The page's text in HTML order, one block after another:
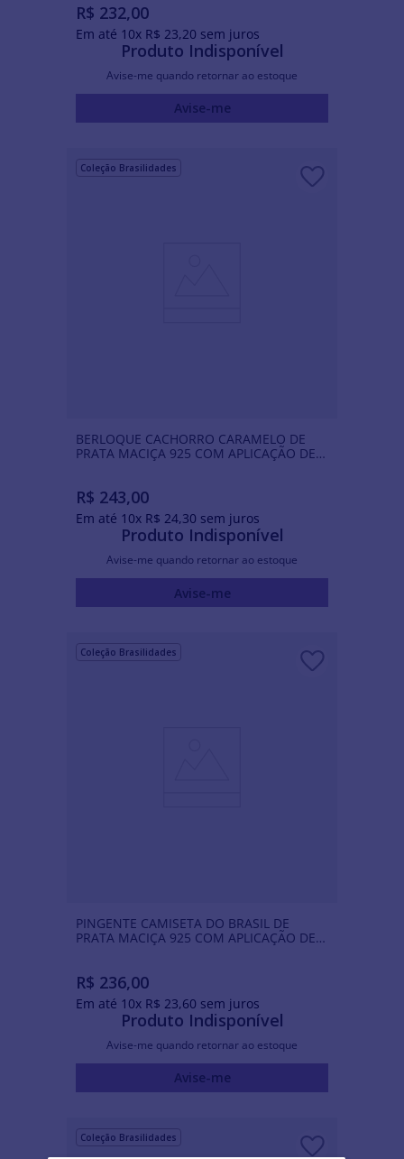
R$ 232,00
Em até 10x R$ 23,20 sem juros
Produto Indisponível
Avise-me quando retornar ao estoque
Avise-me
Coleção Brasilidades
BERLOQUE CACHORRO CARAMELO DE
PRATA MACIÇA 925 COM APLICAÇÃO DE
R$ 243,00
Em até 10x R$ 24,30 sem juros
Produto Indisponível
Avise-me quando retornar ao estoque
Avise-me
Coleção Brasilidades
PINGENTE CAMISETA DO BRASIL DE
PRATA MACIÇA 925 COM APLICAÇÃO DE
R$ 236,00
Em até 10x R$ 23,60 sem juros
Produto Indisponível
Avise-me quando retornar ao estoque
Avise-me
Coleção Brasilidades